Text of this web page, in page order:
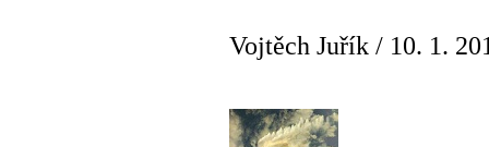
Vojtěch Juřík / 10. 1.